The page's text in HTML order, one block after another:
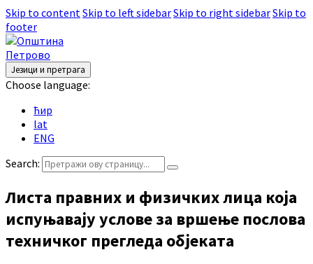
Skip to contentSkip to left sidebarSkip to right sidebarSkip to
footer
Језици и претрага
Choose language:
ћир
lat
ENG
Search:
Листа правних и физичких лица која
испуњавају услове за вршење послова
техничког прегледа објеката